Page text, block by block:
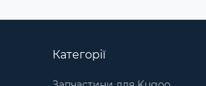
Категорії